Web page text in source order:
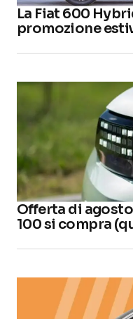
La Fiat 600
promozione
Offerta di
100 si compra